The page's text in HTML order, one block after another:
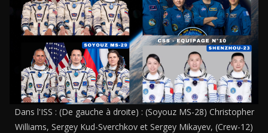
Dans l'ISS : (De gauche à droite) : (Soyouz MS-28) Christopher
Williams, Sergey Kud-Sverchkov et Sergey Mikayev, (Crew-12)